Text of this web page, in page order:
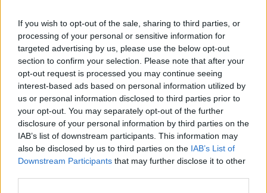
If you wish to opt-out of the sale, sharing to third parties, or
processing of your personal or sensitive information for
targeted advertising by us, please use the below opt-out
section to confirm your selection. Please note that after your
opt-out request is processed you may continue seeing
interest-based ads based on personal information utilized by
us or personal information disclosed to third parties prior to
your opt-out. You may separately opt-out of the further
disclosure of your personal information by third parties on the
IAB’s list of downstream participants. This information may
also be disclosed by us to third parties on the IAB’s List of
Downstream Participants that may further disclose it to other
Τόλης Λελεκίδης